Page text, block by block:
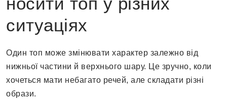
ситуаціях
Один топ може змінювати характер залежно від
нижньої частини й верхнього шару. Це зручно, коли
хочеться мати небагато речей, але складати різні
образи.